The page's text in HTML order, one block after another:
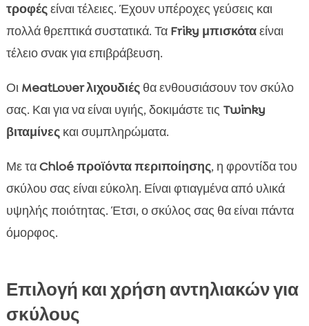
τροφέςείναι τέλειες. Έχουν υπέροχες γεύσεις και
πολλά θρεπτικά συστατικά. Τα Friky μπισκόταείναι
τέλειο σνακ για επιβράβευση.
Οι MeatLover λιχουδιέςθα ενθουσιάσουν τον σκύλο
σας. Και για να είναι υγιής, δοκιμάστε τις Twinky
βιταμίνεςκαι συμπληρώματα.
Με ταChloé προϊόντα περιποίησης, η φροντίδα του
σκύλου σας είναι εύκολη. Είναι φτιαγμένα από υλικά
υψηλής ποιότητας. Έτσι, ο σκύλος σας θα είναι πάντα
όμορφος.
Επιλογή και χρήση αντηλιακών για
σκύλους